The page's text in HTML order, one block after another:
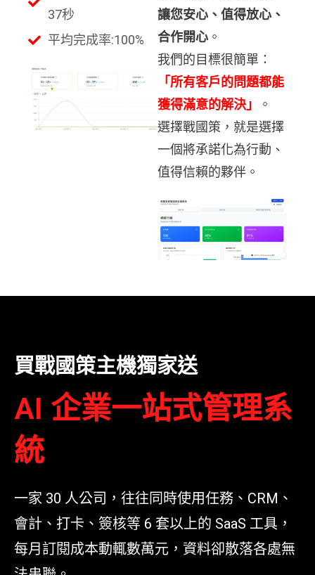
37秒
平均完成率:100%
讓您安心、值得放心、
合作開心 。
我們的目標很簡單：
「所有客戶的問題都能
獲得滿意的解決」
。
選擇戰國策，就是選擇
一個將承諾化為行動、
值得信賴的夥伴。
買戰國策主機獨家送
AI 企業一站式管理系
統
一家 30 人公司，往往同時使用任務、CRM、
會計、打卡、簽核等 6 套以上的 SaaS 工具，
每月訂閱成本動輒數萬元，資料卻散落各處無